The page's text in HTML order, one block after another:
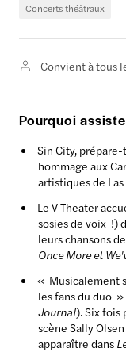
Concerts théâtraux
Convient à tous
Pourquoi
Sin City,
hommage aux
artistiques de
Le V Theater
sosies de voix !)
leurs chansons
Once More et
« Musicalement
les fans du duo
Journal). Six fois
scène Sally
apparaître dans